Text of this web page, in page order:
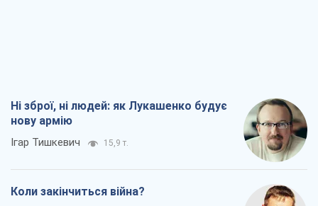
Ні зброї, ні людей: як Лукашенко будує
нову армію
Ігар Тишкевич 15,9 т.
Коли закінчиться війна?